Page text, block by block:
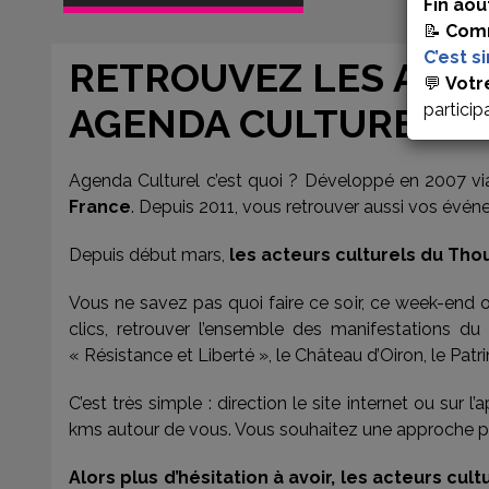
Fin
📝
C’est
💬
RETROUVEZ LES
AGENDA CULTUREL »
Agenda Culturel c’est quoi ? Développé en 2007
France. Depuis 2011, vous retrouver aussi vos
Depuis début mars, les acteurs culturels du
Vous ne savez pas quoi faire ce soir, ce week-end
clics, retrouver l’ensemble des manifestations
« Résistance et Liberté », le Château d’Oiron, le
C’est très simple : direction le site internet ou sur
kms autour de vous. Vous souhaitez une approche
Alors plus d’hésitation à avoir, les acteurs